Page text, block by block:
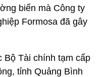
biển mà Công ty
Formosa đã gây
Bộ Tài chính tạm cấp
tỉnh Quảng Bình